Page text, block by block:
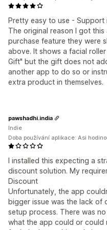
Pretty easy to use -
The original reason I got
purchase feature they were
above. It shows a facial
Gift" but the gift does not
another app to do so or
extra product in themselves.
I installed this expecting a
discount solution. My
Discount
Unfortunately, the app
bigger issue was the lack of
setup process. There was
what the app could or could
pawshadhi.india
Indie
Doba používání aplikace: Asi